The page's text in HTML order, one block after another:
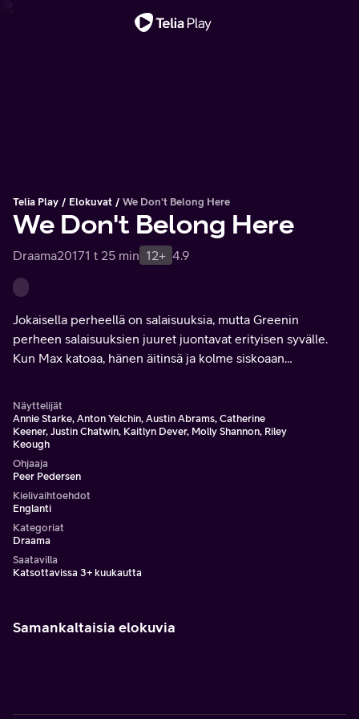
Telia Play Elokuvat We Don't Belong Here
We Don't Belong Here
Draama20171 t 25 min 12+ 4.9
Jokaisella perheellä on salaisuuksia, mutta Greenin
perheen salaisuuksien juuret juontavat erityisen syvälle.
Kun Max katoaa, hänen äitinsä ja kolme siskoaan
Näyttelijät
Annie Starke, Anton Yelchin, Austin Abrams, Catherine
Keener, Justin Chatwin, Kaitlyn Dever, Molly Shannon, Riley
Keough
Ohjaaja
Peer Pedersen
Kielivaihtoehdot
Englanti
Kategoriat
Draama
Saatavilla
Katsottavissa 3+ kuukautta
Samankaltaisia elokuvia